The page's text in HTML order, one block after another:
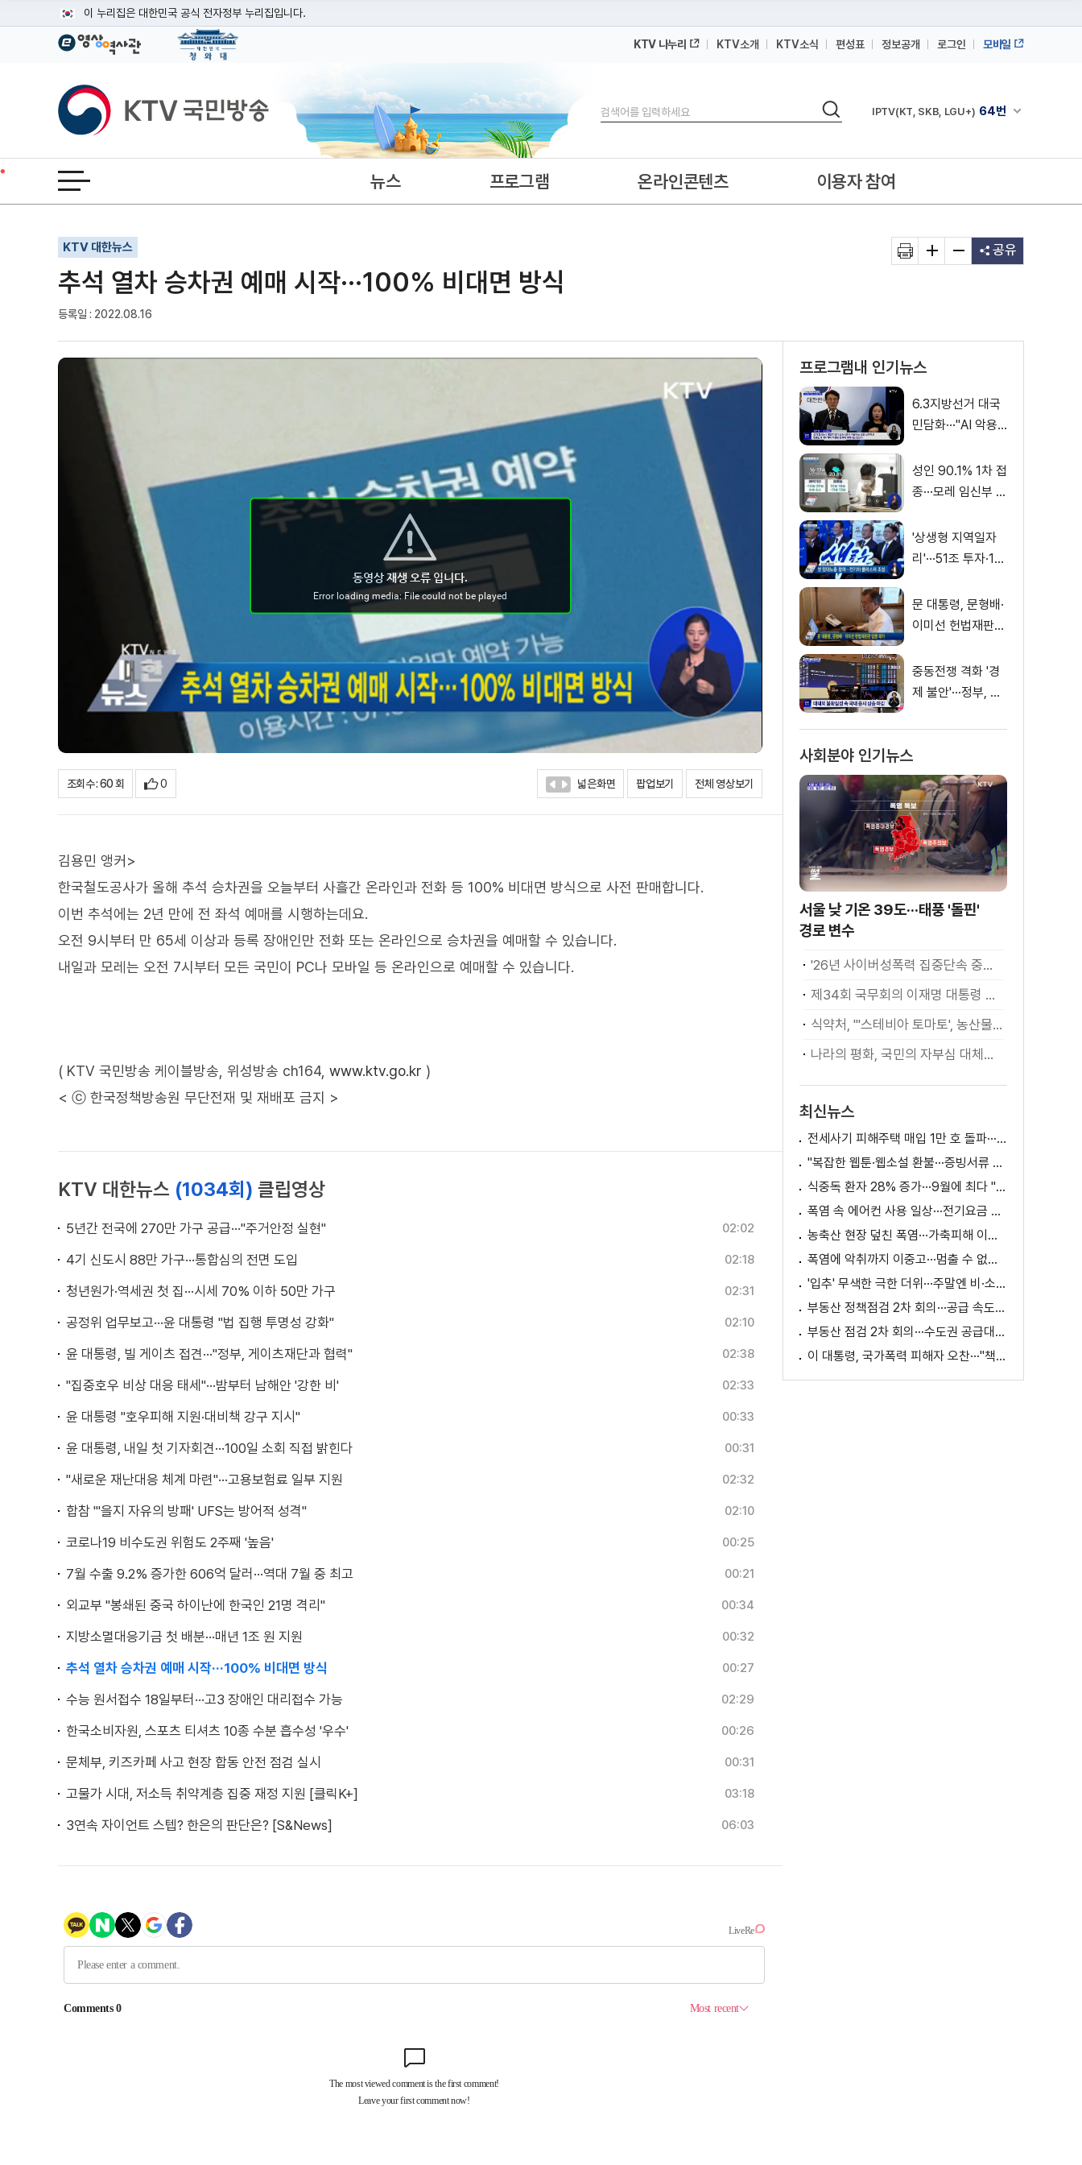
이 누리집은 대한민국 공식 전자정부 누리집입니다.
공식 누리집 주소 확인하기
이밖에 or.kr 또는 .kr등 다른 도메인 주소를 사용하고 있다면 아래 URL에서 도메인 주소를 확인해 보세요
운영중인 공식 누리집보기
KTV 나누리 KTV소개 KTV소식 편성표 정보공개 로그인 모바일
KTV국민방송
검색
검색 채널안내 펼쳐
IPTV(KT, SKB, LGU+) 64번
IPTV(KT, SKB, LGU+)
전체메뉴 열기 뉴스 프로그램 온라인콘텐츠 이용자 참여
KTV 대한뉴스
추석 열차 승차권 예매 시작···100% 비대면 방식
등록일 : 2022.08.16
기사인쇄
글자확대
글자축소 공유
조회수 : 60 회 0 넓은화면 팝업보기 전체 영상보기
김용민 앵커>
한국철도공사가 올해 추석 승차권을 오늘부터 사흘간 온라인과 전화 등 100% 비대면 방식으로 사전 판매합니다.
이번 추석에는 2년 만에 전 좌석 예매를 시행하는데요.
오전 9시부터 만 65세 이상과 등록 장애인만 전화 또는 온라인으로 승차권을 예매할 수 있습니다.
내일과 모레는 오전 7시부터 모든 국민이 PC나 모바일 등 온라인으로 예매할 수 있습니다.
( KTV 국민방송 케이블방송, 위성방송 ch164, www.ktv.go.kr )
< ⓒ 한국정책방송원 무단전재 및 재배포 금지 >
KTV 대한뉴스 (1034회) 클립영상
5년간 전국에 270만 가구 공급···"주거안정 실현" 02:02
4기 신도시 88만 가구···통합심의 전면 도입 02:18
청년원가·역세권 첫 집···시세 70% 이하 50만 가구 02:31
공정위 업무보고···윤 대통령 "법 집행 투명성 강화" 02:10
윤 대통령, 빌 게이츠 접견···"정부, 게이츠재단과 협력" 02:38
"집중호우 비상 대응 태세"···밤부터 남해안 '강한 비' 02:33
윤 대통령 "호우피해 지원·대비책 강구 지시" 00:33
윤 대통령, 내일 첫 기자회견···100일 소회 직접 밝힌다 00:31
"새로운 재난대응 체계 마련"···고용보험료 일부 지원 02:32
합참 "'을지 자유의 방패' UFS는 방어적 성격" 02:10
코로나19 비수도권 위험도 2주째 '높음' 00:25
7월 수출 9.2% 증가한 606억 달러···역대 7월 중 최고 00:21
외교부 "봉쇄된 중국 하이난에 한국인 21명 격리" 00:34
지방소멸대응기금 첫 배분···매년 1조 원 지원 00:32
추석 열차 승차권 예매 시작···100% 비대면 방식 00:27
수능 원서접수 18일부터···고3 장애인 대리접수 가능 02:29
한국소비자원, 스포츠 티셔츠 10종 수분 흡수성 '우수' 00:26
문체부, 키즈카페 사고 현장 합동 안전 점검 실시 00:31
고물가 시대, 저소득 취약계층 집중 재정 지원 [클릭K+] 03:18
3연속 자이언트 스텝? 한은의 판단은? [S&News] 06:03
프로그램내 인기뉴스
6.3지방선거 대국
민담화···"AI 악용
성인 90.1% 1차 접
종···모레 임신부 사
'상생형 지역일자
리'···51조 투자·13
문 대통령, 문형배·
이미선 헌법재판관
중동전쟁 격화 '경
제 불안'···정부, 금
소화
사회분야 인기뉴스
서울 낮 기온 39도···태풍 '돌핀'
경로 변수
'26년 사이버성폭력 집중단속 중간성과 발표···향후 추진계획은?
제34회 국무회의 이재명 대통령 모두발언
식약처, "'스테비아 토마토', 농산물 아닌 가공식품"
나라의 평화, 국민의 자부심 대체불가 대한민국 이재명 대통령 모두말씀
최신뉴스
전세사기 피해주택 매입 1만 호 돌파···피해 지원 속도
"복잡한 웹툰·웹소설 환불···증빙서류 요구까지"
식중독 환자 28% 증가···9월에 최다 "입추 방심 금물"
폭염 속 에어컨 사용 일상···전기요금 줄이려면?
농축산 현장 덮친 폭염···가축피해 이틀 새 28만 마리↑
폭염에 악취까지 이중고···멈출 수 없는 필수노동
'입추' 무색한 극한 더위···주말엔 비·소나기
부동산 정책점검 2차 회의···공급 속도전 본격화하나
부동산 점검 2차 회의···수도권 공급대책 논의
이 대통령, 국가폭력 피해자 오찬···"책임지고 치유"